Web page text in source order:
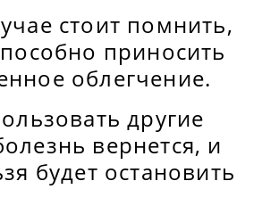
стоит помнить,
приносить
облегчение.
другие
вернется, и
будет остановить